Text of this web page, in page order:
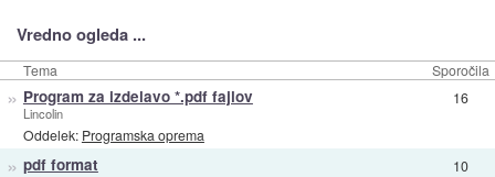
Vredno ogleda ...
Tema Sporočila
» Program za izdelavo *.pdf fajlov
Lincolin
Oddelek: Programska oprema
16
» pdf format 10